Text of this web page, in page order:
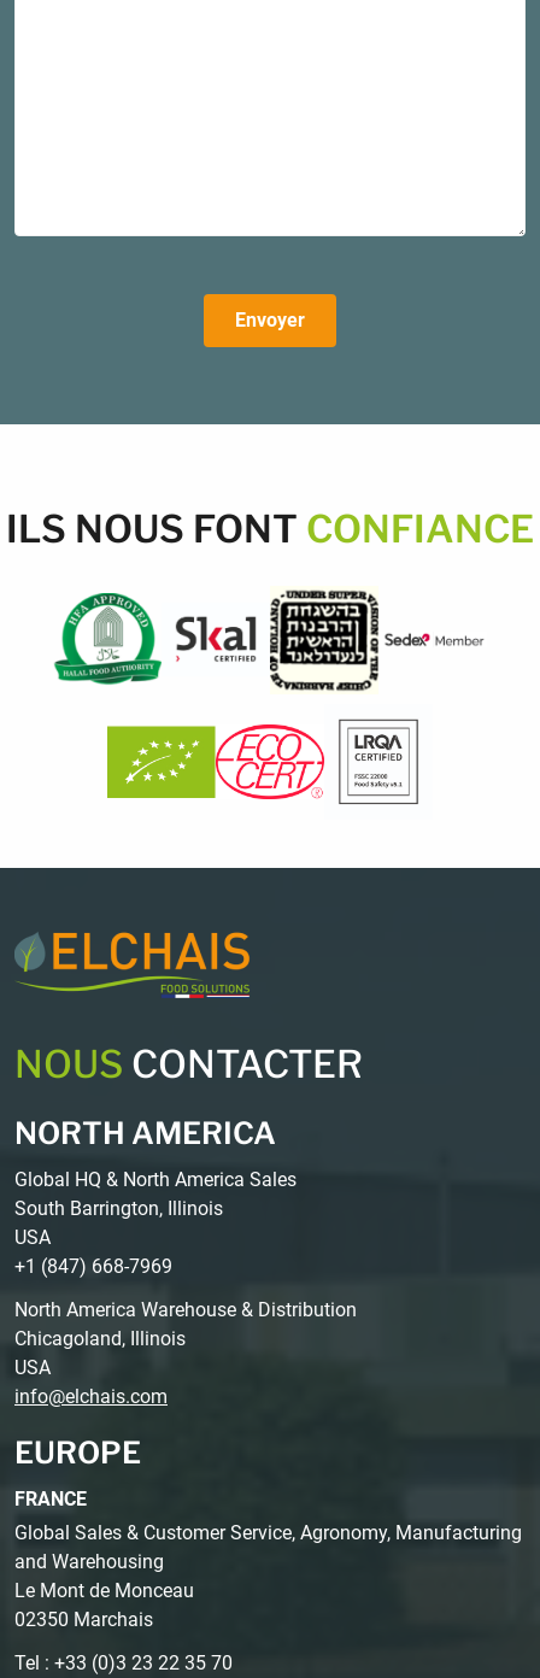
Envoyer
ILS NOUS FONT CONFIANCE
NOUS CONTACTER
NORTH AMERICA
Global HQ & North America Sales
South Barrington, Illinois
USA
+1 (847) 668-7969
North America Warehouse & Distribution
Chicagoland, Illinois
USA
info@elchais.com
EUROPE
FRANCE
Global Sales & Customer Service, Agronomy, Manufacturing
and Warehousing
Le Mont de Monceau
02350 Marchais
Tel : +33 (0)3 23 22 35 70